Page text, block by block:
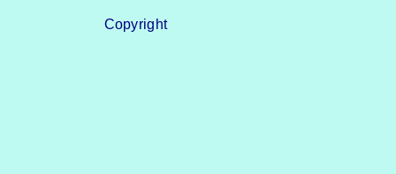
Copyright